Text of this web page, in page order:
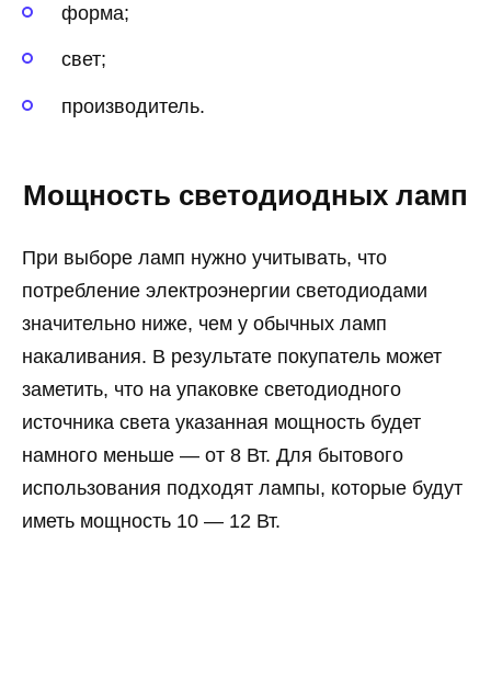
форма;
свет;
производитель.
Мощность светодиодных ламп
При выборе ламп нужно учитывать, что
потребление электроэнергии светодиодами
значительно ниже, чем у обычных ламп
накаливания. В результате покупатель может
заметить, что на упаковке светодиодного
источника света указанная мощность будет
намного меньше — от 8 Вт. Для бытового
использования подходят лампы, которые будут
иметь мощность 10 — 12 Вт.